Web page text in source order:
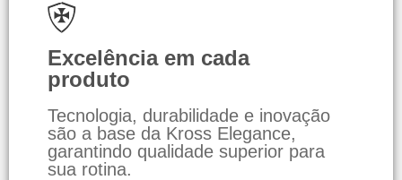
Excelência em cada
produto
Tecnologia, durabilidade e inovação
são a base da Kross Elegance,
garantindo qualidade superior para
sua rotina.